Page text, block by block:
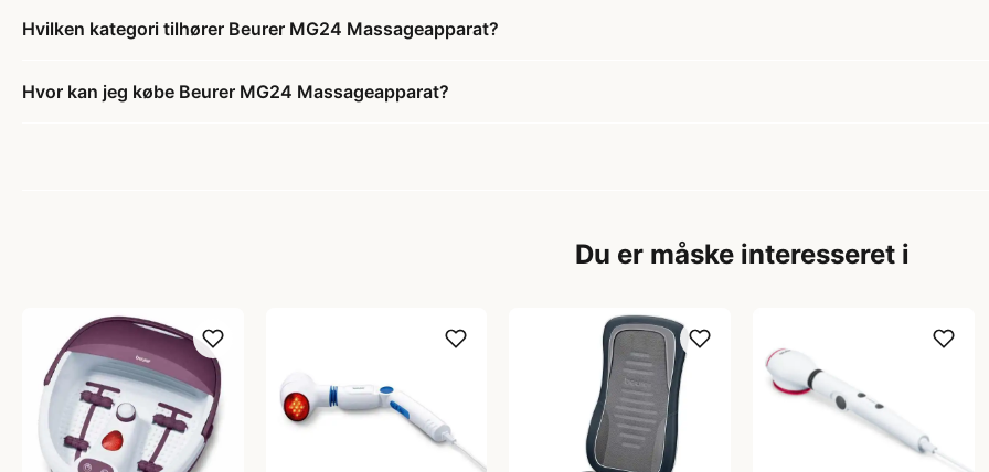
Hvilken kategori tilhører Beurer MG24 Massageapparat?
Hvor kan jeg købe Beurer MG24 Massageapparat?
Du er måske interesseret i